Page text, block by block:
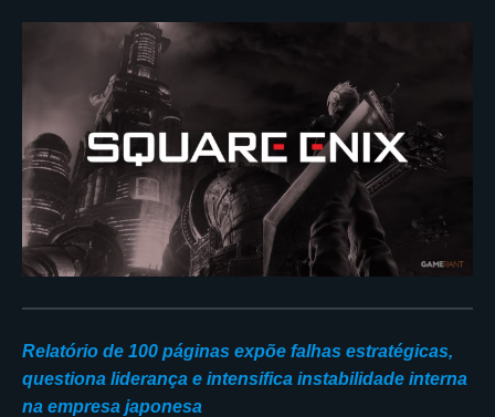
Relatório de 100 páginas expõe falhas estratégicas,
questiona liderança e intensifica instabilidade interna
na empresa japonesa